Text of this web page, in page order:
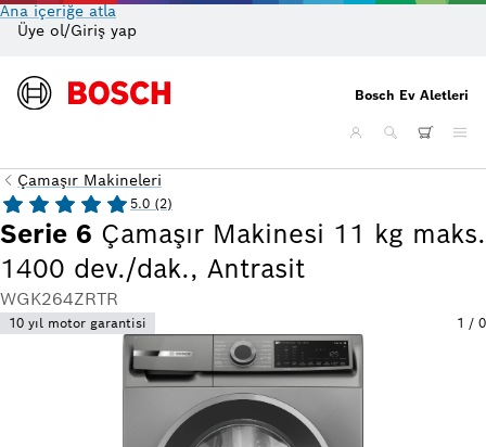
Ana içeriğe atla
Üye ol/Giriş yap
Bosch Ev Aletleri
Çamaşır Makineleri
Serie 6 Çamaşır Makinesi 11 kg maks.
1400 dev./dak., Antrasit
WGK264ZRTR
5.0 (2)
10 yıl motor garantisi 1 / 0